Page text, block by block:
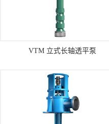
VTM 立式长轴透平泵